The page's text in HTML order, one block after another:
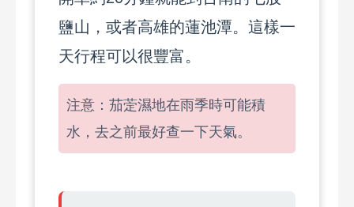
鹽山，或者高雄的蓮池潭。這樣一
天行程可以很豐富。
注意：茄萣濕地在雨季時可能積
水，去之前最好查一下天氣。